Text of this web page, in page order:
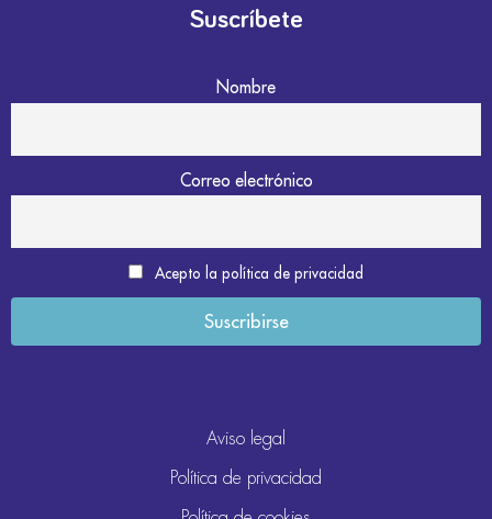
Suscríbete
Nombre
Correo electrónico
Acepto la política de privacidad
Aviso legal
Política de privacidad